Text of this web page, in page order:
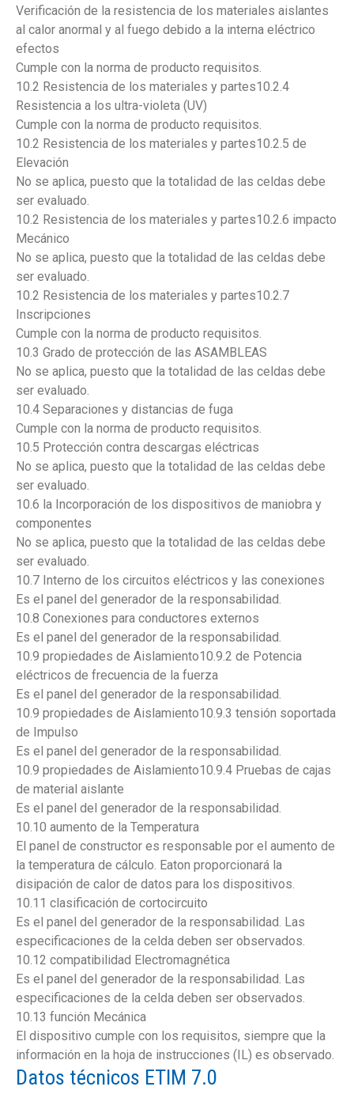
Verificación de la resistencia de los materiales aislantes
al calor anormal y al fuego debido a la interna eléctrico
efectos
Cumple con la norma de producto requisitos.
10.2 Resistencia de los materiales y partes10.2.4
Resistencia a los ultra-violeta (UV)
Cumple con la norma de producto requisitos.
10.2 Resistencia de los materiales y partes10.2.5 de
Elevación
No se aplica, puesto que la totalidad de las celdas debe
ser evaluado.
10.2 Resistencia de los materiales y partes10.2.6 impacto
Mecánico
No se aplica, puesto que la totalidad de las celdas debe
ser evaluado.
10.2 Resistencia de los materiales y partes10.2.7
Inscripciones
Cumple con la norma de producto requisitos.
10.3 Grado de protección de las ASAMBLEAS
No se aplica, puesto que la totalidad de las celdas debe
ser evaluado.
10.4 Separaciones y distancias de fuga
Cumple con la norma de producto requisitos.
10.5 Protección contra descargas eléctricas
No se aplica, puesto que la totalidad de las celdas debe
ser evaluado.
10.6 la Incorporación de los dispositivos de maniobra y
componentes
No se aplica, puesto que la totalidad de las celdas debe
ser evaluado.
10.7 Interno de los circuitos eléctricos y las conexiones
Es el panel del generador de la responsabilidad.
10.8 Conexiones para conductores externos
Es el panel del generador de la responsabilidad.
10.9 propiedades de Aislamiento10.9.2 de Potencia
eléctricos de frecuencia de la fuerza
Es el panel del generador de la responsabilidad.
10.9 propiedades de Aislamiento10.9.3 tensión soportada
de Impulso
Es el panel del generador de la responsabilidad.
10.9 propiedades de Aislamiento10.9.4 Pruebas de cajas
de material aislante
Es el panel del generador de la responsabilidad.
10.10 aumento de la Temperatura
El panel de constructor es responsable por el aumento de
la temperatura de cálculo. Eaton proporcionará la
disipación de calor de datos para los dispositivos.
10.11 clasificación de cortocircuito
Es el panel del generador de la responsabilidad. Las
especificaciones de la celda deben ser observados.
10.12 compatibilidad Electromagnética
Es el panel del generador de la responsabilidad. Las
especificaciones de la celda deben ser observados.
10.13 función Mecánica
El dispositivo cumple con los requisitos, siempre que la
información en la hoja de instrucciones (IL) es observado.
Datos técnicos ETIM 7.0